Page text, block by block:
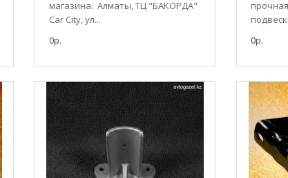
магазина: Алматы, ТЦ "БАКОРДА"
Car City, ул...
0р.
0р.